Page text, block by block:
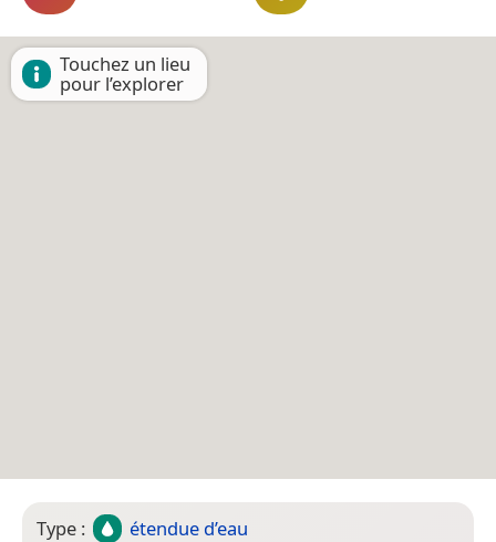
Touchez un lieu
pour l’explorer
Type :
étendue d’eau